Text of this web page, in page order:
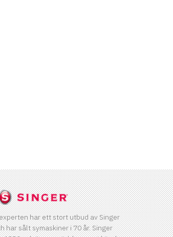
har ett stort utbud av Singer
har sålt symaskiner i 70 år. Singer